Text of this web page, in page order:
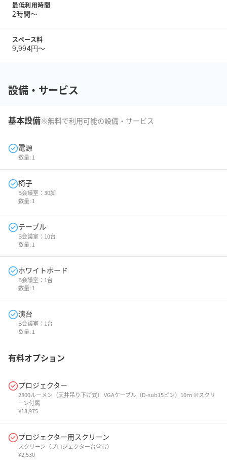
最低利用時間
2時間〜
スペース料
9,994円〜
設備・サービス
基本設備※無料で利用可能の設備・サービス
電源
数量: 1
椅子
B会議室：30脚
数量: 1
テーブル
B会議室：10台
数量: 1
ホワイトボード
B会議室：1台
数量: 1
演台
B会議室：1台
数量: 1
有料オプション
プロジェクター
2800ルーメン（天井吊り下げ式） VGAケーブル（D-sub15ピン）10ｍ ※スクリ
ーン付属
¥18,975
プロジェクター用スクリーン
スクリーン（プロジェクター台含む）
¥2,530